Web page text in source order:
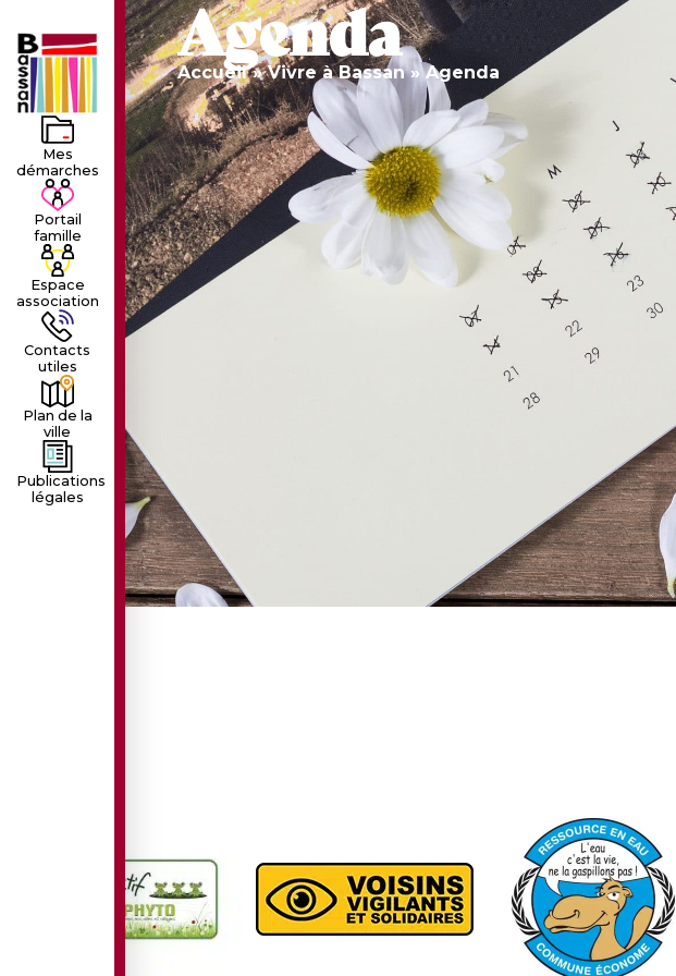
LE VILLAGE LA MUNICIPALITÉ VIVRE À BASSAN
Mes
démarches
Portail
famille
Espace
association
Contacts
utiles
Plan de la
ville
Publications
légales
Agenda
Accueil»Vivre à Bassan»Agenda